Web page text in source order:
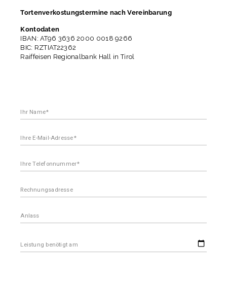
Tortenverkostungstermine nach Vereinbarung
Kontodaten
IBAN: AT96 3636 2000 0018 9266
BIC: RZTIAT22362
Raiffeisen Regionalbank Hall in Tirol
Ihr Name
Ihre E-Mail-Adresse
Ihre Telefonnummer
Rechnungsadresse
Anlass
Leistung benötigt am